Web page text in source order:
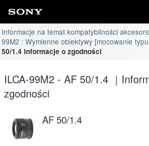
Informacje na temat kompatybilności
99M2 : Wymienne obiektywy [mocowanie
50/1.4 Informacje o zgodności
ILCA-99M2 - AF 50/1.4 ｜
zgodności
AF 50/1.4